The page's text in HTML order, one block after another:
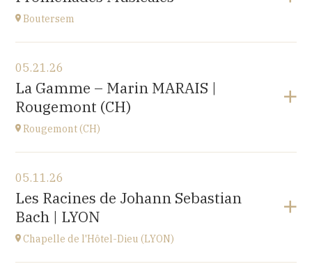
at17H00
Boutersem
Boutersem
promenade dans la ville
at14H
05.21.26
La Gamme – Marin MARAIS |
Rougemont (CH)
Rougemont (CH)
Église réformée Saint-Nicolas-de-Myre de
Rougemont,
route de Flendruz 1, 1659 Rougemont, SUISSE
20H00
Go to site
05.11.26
Les Racines de Johann Sebastian
Bach | LYON
Chapelle de l'Hôtel-Dieu (LYON)